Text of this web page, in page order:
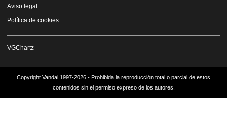
Aviso legal
Política de cookies
VGChartz
Copyright Vandal 1997-2026 - Prohibida la reproducción total o parcial de estos
contenidos sin el permiso expreso de los autores.